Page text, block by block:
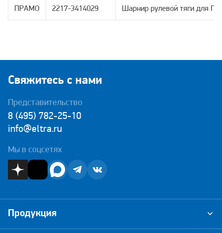
ПРАМО 2217-3414029 Шарнир рулевой тяги для
Свяжитесь с нами
Представительство
8 (495) 782-25-10
info@eltra.ru
Мы в соцсетях
Продукция